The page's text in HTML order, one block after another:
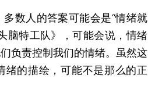
数人的答案可能会是“情绪就
脑特工队》，可能会说，情绪
负责控制我们的情绪。虽然这
绪的描绘，可能不是那么的正